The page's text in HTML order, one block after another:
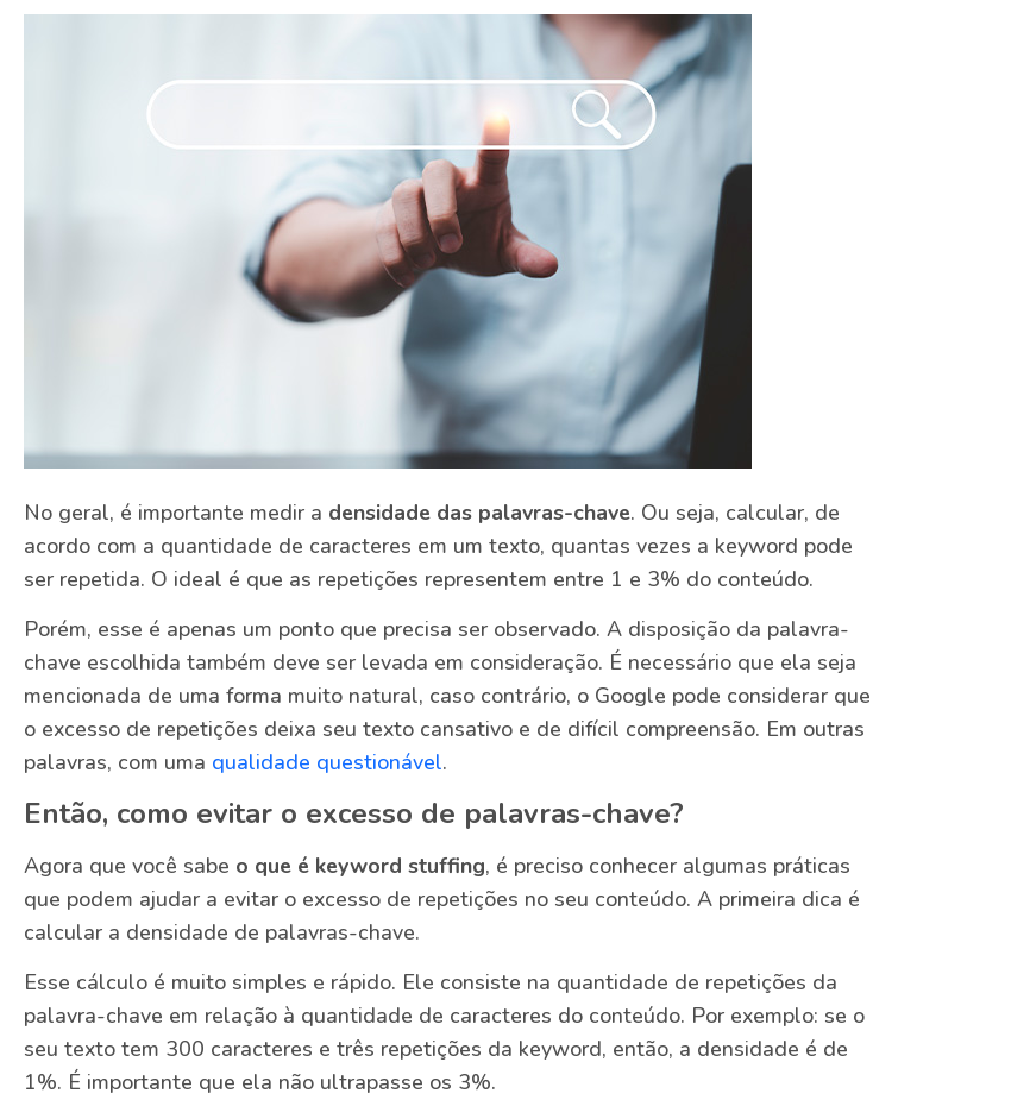
No geral, é importante medir a densidade das palavras-chave. Ou seja, calcular, de
acordo com a quantidade de caracteres em um texto, quantas vezes a keyword pode
ser repetida. O ideal é que as repetições representem entre 1 e 3% do conteúdo.
Porém, esse é apenas um ponto que precisa ser observado. A disposição da palavra-
chave escolhida também deve ser levada em consideração. É necessário que ela seja
mencionada de uma forma muito natural, caso contrário, o Google pode considerar que
o excesso de repetições deixa seu texto cansativo e de difícil compreensão. Em outras
palavras, com uma qualidade questionável.
Então, como evitar o excesso de palavras-chave?
Agora que você sabe o que é keyword stuffing, é preciso conhecer algumas práticas
que podem ajudar a evitar o excesso de repetições no seu conteúdo. A primeira dica é
calcular a densidade de palavras-chave.
Esse cálculo é muito simples e rápido. Ele consiste na quantidade de repetições da
palavra-chave em relação à quantidade de caracteres do conteúdo. Por exemplo: se o
seu texto tem 300 caracteres e três repetições da keyword, então, a densidade é de
1%. É importante que ela não ultrapasse os 3%.